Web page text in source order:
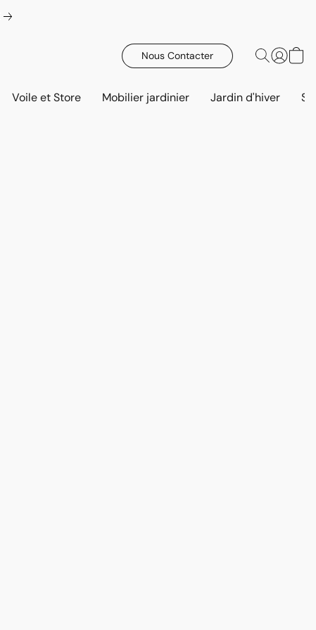
Nous Contacter
Voile et Store Mobilier jardinier Jardin d'hiver